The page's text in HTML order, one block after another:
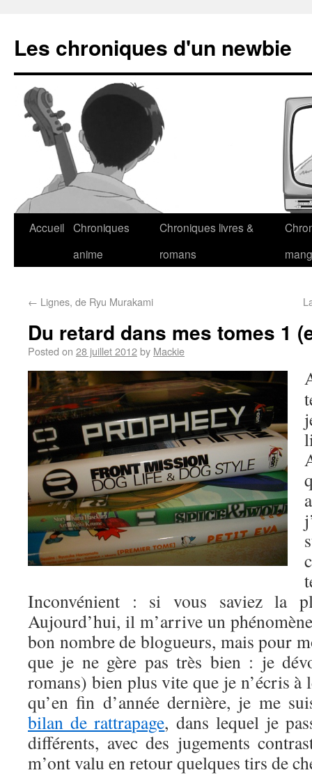
Les chroniques d'un newbie
Accueil Chroniques
anime
Chroniques livres &
romans
← Lignes, de Ryu Murakami
Du retard dans mes tomes 1
Posted on 28 juillet 2012by Mackie
Inconvénient : si vous saviez la
Aujourd’hui, il m’arrive un
bon nombre de blogueurs, mais pour
que je ne gère pas très bien : je
romans) bien plus vite que je n’écris à
qu’en fin d’année dernière, je me
bilan de rattrapage, dans lequel je
différents, avec des jugements
m’ont valu en retour quelques tirs de